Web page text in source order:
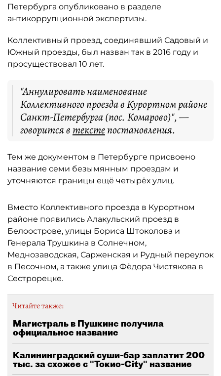
Петербурга опубликовано в разделе
антикоррупционной экспертизы.
Коллективный проезд, соединявший Садовый и
Южный проезды, был назван так в 2016 году и
просуществовал 10 лет.
"Аннулировать наименование
Коллективного проезда в Курортном районе
Санкт-Петербурга (пос. Комарово)", —
говорится в текстепостановления.
Тем же документом в Петербурге присвоено
название семи безымянным проездам и
уточняются границы ещё четырёх улиц.
Вместо Коллективного проезда в Курортном
районе появились Алакульский проезд в
Белоострове, улицы Бориса Штоколова и
Генерала Трушкина в Солнечном,
Меднозаводская, Сарженская и Рудный переулок
в Песочном, а также улица Фёдора Чистякова в
Сестрорецке.
Читайте также:
Магистраль в Пушкине получила
официальное название
Калининградский суши-бар заплатит 200
тыс. за схожее с "Токио-City" название